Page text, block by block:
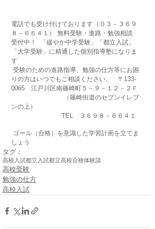
電話でも受け付けております（０３－３６９
８－６６４１） 無料受験・進路・勉強相談
受付中！  「緩やか中学受験」「都立入試」
「大学受験」に精通した個別指導塾になりま
す
受験のための進路指導、勉強の仕方等にお困
りの方はいつでもご相談ください。   〒133-
0065　江戸川区南篠崎町５－９－１２－２Ｆ
（篠崎街道のセブンイレブ
ンの上）
TEL　３６９８－６６４１
ゴール（合格）を意識した学習計画を立てま
しょう
タグ：
高校入試都立入試都立高校合格体験談
高校受験
勉強の仕方
高校入試